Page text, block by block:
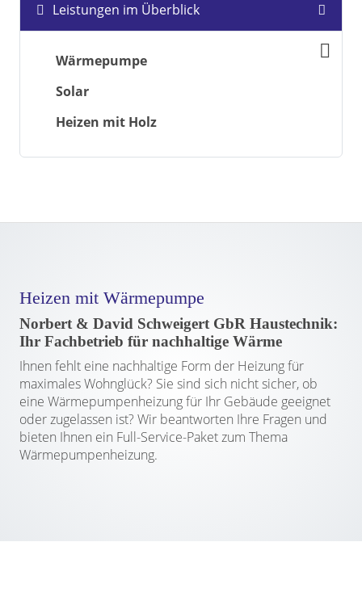
Leistungen im Überblick
Wärmepumpe
Solar
Heizen mit Holz
Heizen mit Wärmepumpe
Norbert & David Schweigert GbR Haustechnik:
Ihr Fachbetrieb für nachhaltige Wärme
Ihnen fehlt eine nachhaltige Form der Heizung für
maximales Wohnglück? Sie sind sich nicht sicher, ob
eine Wärmepumpenheizung für Ihr Gebäude geeignet
oder zugelassen ist? Wir beantworten Ihre Fragen und
bieten Ihnen ein Full-Service-Paket zum Thema
Wärmepumpenheizung.